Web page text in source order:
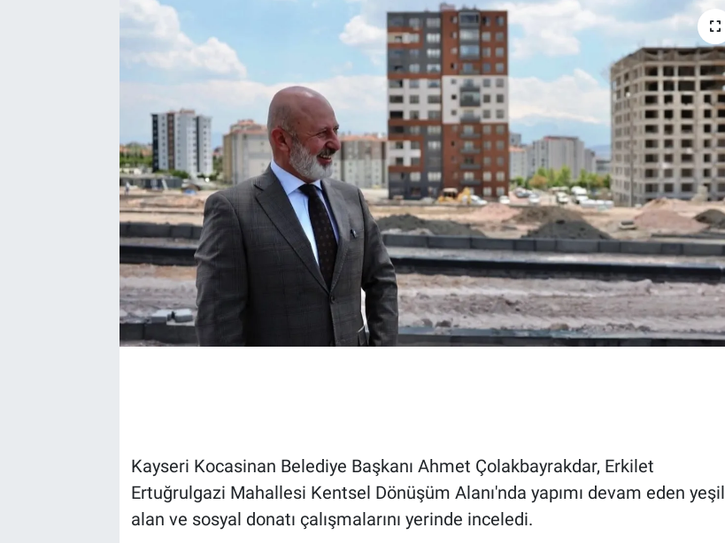
Kayseri Kocasinan Belediye Başkanı Ahmet Çolakbayrakdar, Erkilet
Ertuğrulgazi Mahallesi Kentsel Dönüşüm Alanı'nda yapımı devam eden yeşil
alan ve sosyal donatı çalışmalarını yerinde inceledi.